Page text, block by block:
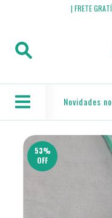
| FRETE
Novidades
53%
OFF